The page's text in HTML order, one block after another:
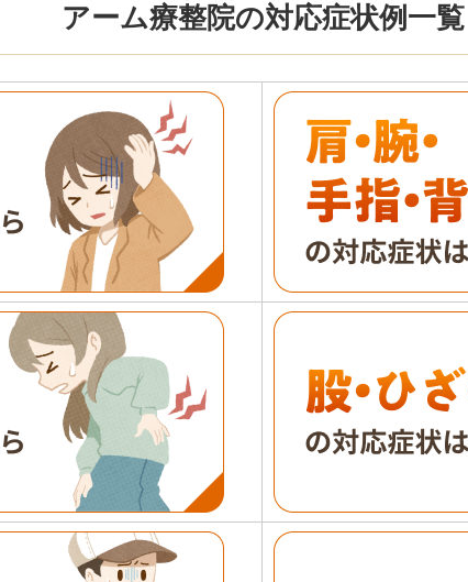
アーム療整院の対応症状例一覧